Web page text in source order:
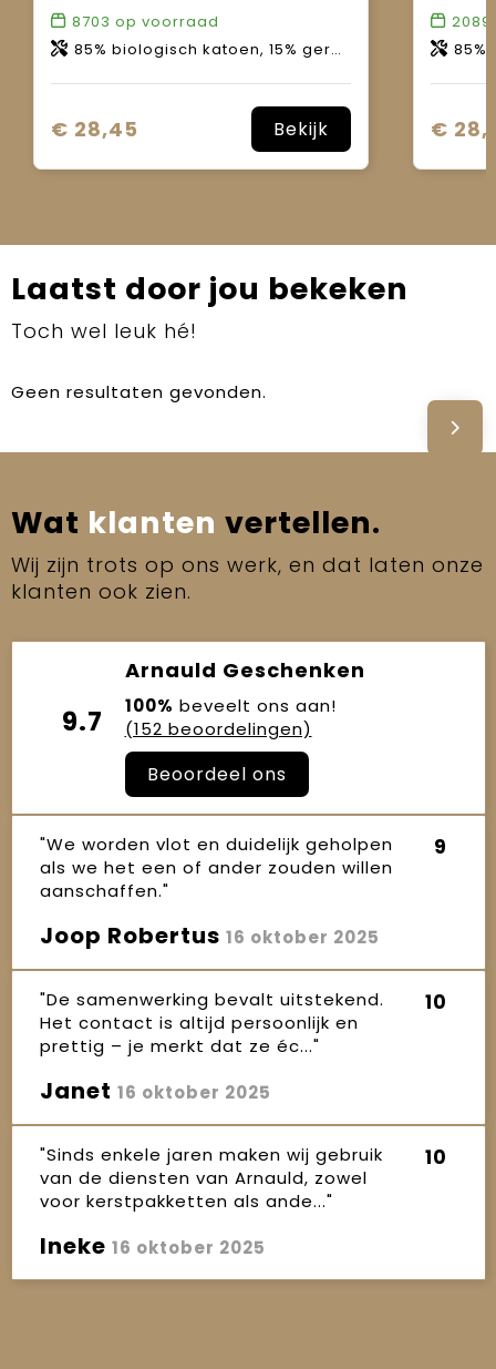
8703 op voorraad
85% biologisch katoen, 15% gerecycled polyester.
€ 28,45 Bekijk
20891
85%
€
Laatst door jou bekeken
Toch wel leuk hé!
Geen resultaten gevonden.
Wat klanten vertellen.
Wij zijn trots op ons werk, en dat laten onze
klanten ook zien.
9.7
Arnauld Geschenken
100% beveelt ons aan!
(152 beoordelingen)
Beoordeel ons
"We worden vlot en duidelijk geholpen
als we het een of ander zouden willen
aanschaffen."
9
Joop Robertus 16 oktober 2025
"De samenwerking bevalt uitstekend.
Het contact is altijd persoonlijk en
prettig – je merkt dat ze éc..."
10
Janet 16 oktober 2025
"Sinds enkele jaren maken wij gebruik
van de diensten van Arnauld, zowel
voor kerstpakketten als ande..."
10
Ineke 16 oktober 2025